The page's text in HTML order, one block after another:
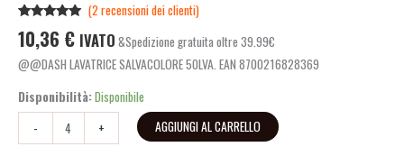
5.00 su 5
su base di
recensioni
(2 recensioni dei clienti)
10,36 € IVATO &Spedizione gratuita oltre 39.99€
@@DASH LAVATRICE SALVACOLORE 50LVA. EAN 8700216828369
Disponibilità:Disponibile
-
+ AGGIUNGI AL CARRELLO